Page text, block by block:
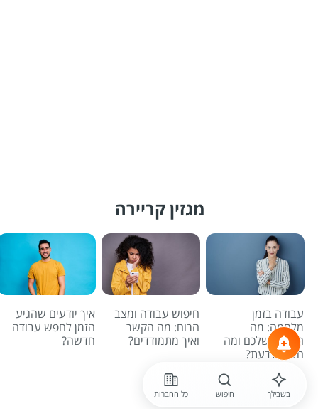
מגזין קריירה
עבודה בזמן
מלחמה: מה
הזכויות שלכם ומה
חשוב לדעת?
חיפוש עבודה ומצב
הרוח: מה הקשר
ואיך מתמודדים?
איך יודעים שהגיע
הזמן לחפש עבודה
חדשה?
לכל הכתבות
בשבילך חיפוש כל החברות